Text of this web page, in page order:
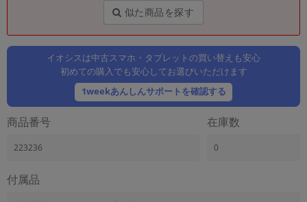
似た商品を探す
イオシスは中古スマホ・タブレットの買い替えも安心
初めての購入でも安心してお選びいただけます
1weekあんしんサポートを確認する
商品番号
223236
在庫数
0
付属品
「Apple」「SONY」「SHARP」など
機能・特徴
商品の搭載機能による絞り込み
「5G対応」「防水」「ワンセグ」など
ドライブ
ドライブの絞り込み
ランク
「新品」「未使用」「中古」など